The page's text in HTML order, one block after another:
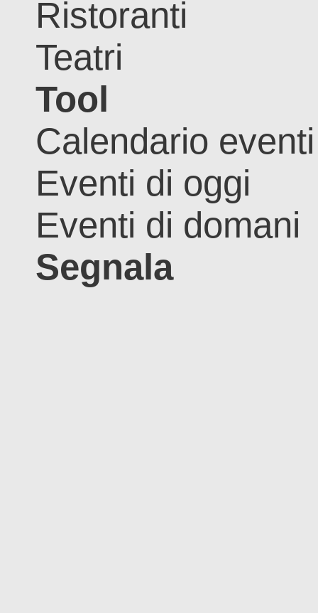
Ristoranti
Teatri
Tool
Calendario eventi
Eventi di oggi
Eventi di domani
Segnala